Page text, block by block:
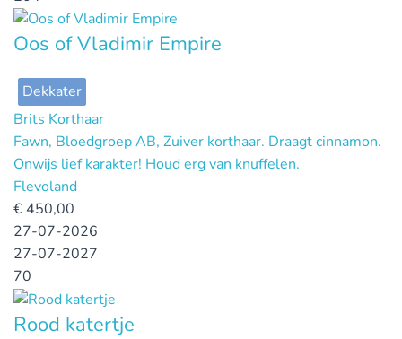
Oos of Vladimir Empire
Dekkater
Brits Korthaar
Fawn, Bloedgroep AB, Zuiver korthaar. Draagt cinnamon.
Onwijs lief karakter! Houd erg van knuffelen.
Flevoland
€ 450,00
27-07-2026
27-07-2027
70
Rood katertje